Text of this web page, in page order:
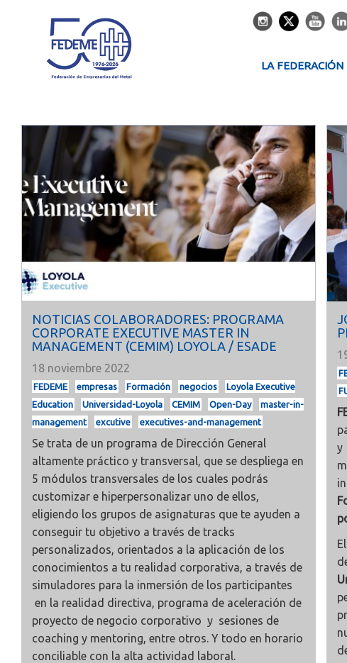
LA FEDERACIÓN
NOTICIAS COLABORADORES: PROGRAMA
CORPORATE EXECUTIVE MASTER IN
MANAGEMENT (CEMIM) LOYOLA / ESADE
18 noviembre 2022
FEDEME empresas Formación negocios
Loyola Executive
Education
Universidad-Loyola CEMIM Open-Day
master-in-
management
excutive executives-and-management
Se trata de un programa de Dirección General
altamente práctico y transversal, que se despliega en
5 módulos transversales de los cuales podrás
customizar e hiperpersonalizar uno de ellos,
eligiendo los grupos de asignaturas que te ayuden a
conseguir tu objetivo a través de tracks
personalizados, orientados a la aplicación de los
conocimientos a tu realidad corporativa, a través de
simuladores para la inmersión de los participantes
en la realidad directiva, programa de aceleración de
proyecto de negocio corporativo y sesiones de
coaching y mentoring, entre otros. Y todo en horario
conciliable con la alta actividad laboral.
y